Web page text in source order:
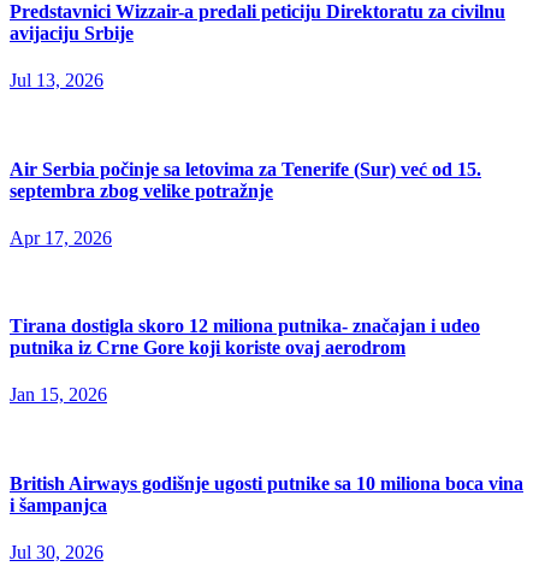
Predstavnici Wizzair-a predali peticiju Direktoratu za civilnu
avijaciju Srbije
Jul 13, 2026
Air Serbia počinje sa letovima za Tenerife (Sur) već od 15.
septembra zbog velike potražnje
Apr 17, 2026
Tirana dostigla skoro 12 miliona putnika- značajan i udeo
putnika iz Crne Gore koji koriste ovaj aerodrom
Jan 15, 2026
British Airways godišnje ugosti putnike sa 10 miliona boca vina
i šampanjca
Jul 30, 2026